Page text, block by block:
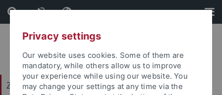
Skip
to
content
Skip
to
footer
Zentrum für Datenverarbeitung (ZDV)
Privacy settings
Our website uses cookies. Some of them are
mandatory, while others allow us to improve
your experience while using our website. You
may change your settings at any time via the